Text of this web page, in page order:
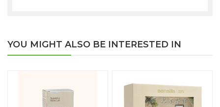
YOU MIGHT ALSO BE INTERESTED IN